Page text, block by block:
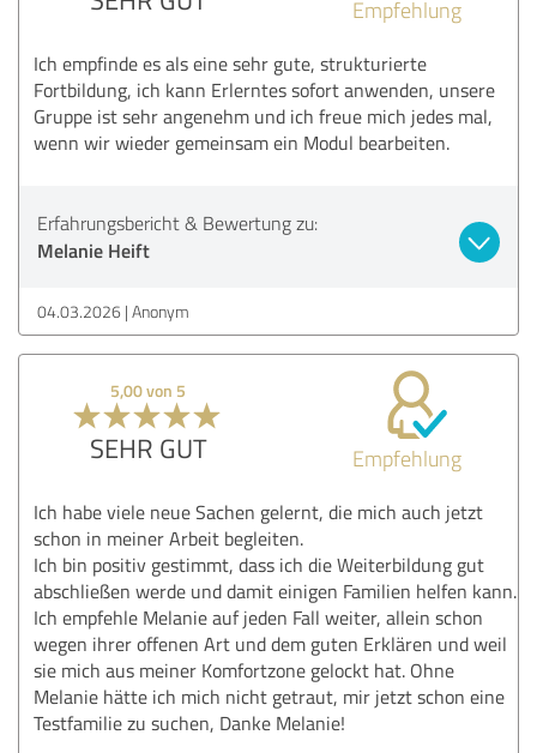
Empfehlung
Ich empfinde es als eine sehr gute, strukturierte
Fortbildung, ich kann Erlerntes sofort anwenden, unsere
Gruppe ist sehr angenehm und ich freue mich jedes mal,
wenn wir wieder gemeinsam ein Modul bearbeiten.
Erfahrungsbericht & Bewertung zu:
Melanie Heift
04.03.2026 Anonym
5,00 von 5
SEHR GUT Empfehlung
Ich habe viele neue Sachen gelernt, die mich auch jetzt
schon in meiner Arbeit begleiten.
Ich bin positiv gestimmt, dass ich die Weiterbildung gut
abschließen werde und damit einigen Familien helfen kann.
Ich empfehle Melanie auf jeden Fall weiter, allein schon
wegen ihrer offenen Art und dem guten Erklären und weil
sie mich aus meiner Komfortzone gelockt hat. Ohne
Melanie hätte ich mich nicht getraut, mir jetzt schon eine
Testfamilie zu suchen, Danke Melanie!